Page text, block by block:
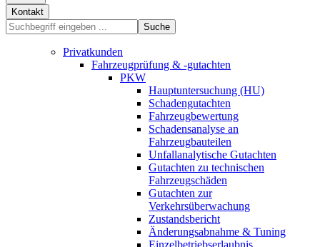
Kontakt
Suche
Privatkunden
Fahrzeugprüfung & -gutachten
PKW
Hauptuntersuchung (HU)
Schadengutachten
Fahrzeugbewertung
Schadensanalyse an
Fahrzeugbauteilen
Unfallanalytische Gutachten
Gutachten zu technischen
Fahrzeugschäden
Gutachten zur
Verkehrsüberwachung
Zustandsbericht
Änderungsabnahme & Tuning
Einzelbetriebserlaubnis